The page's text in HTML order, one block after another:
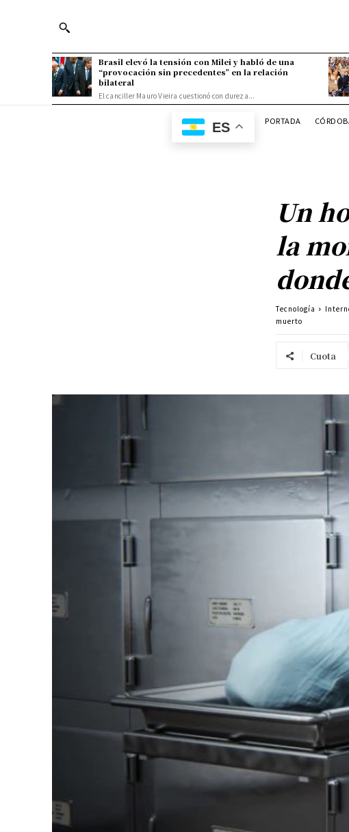
Brasil elevó la tensión con Milei y habló de una
“provocación sin precedentes” en la relación
bilateral
El canciller Mauro Vieira cuestionó con dureza...
ES PORTADA
Un
la
Tecnología
muerto
Cuota